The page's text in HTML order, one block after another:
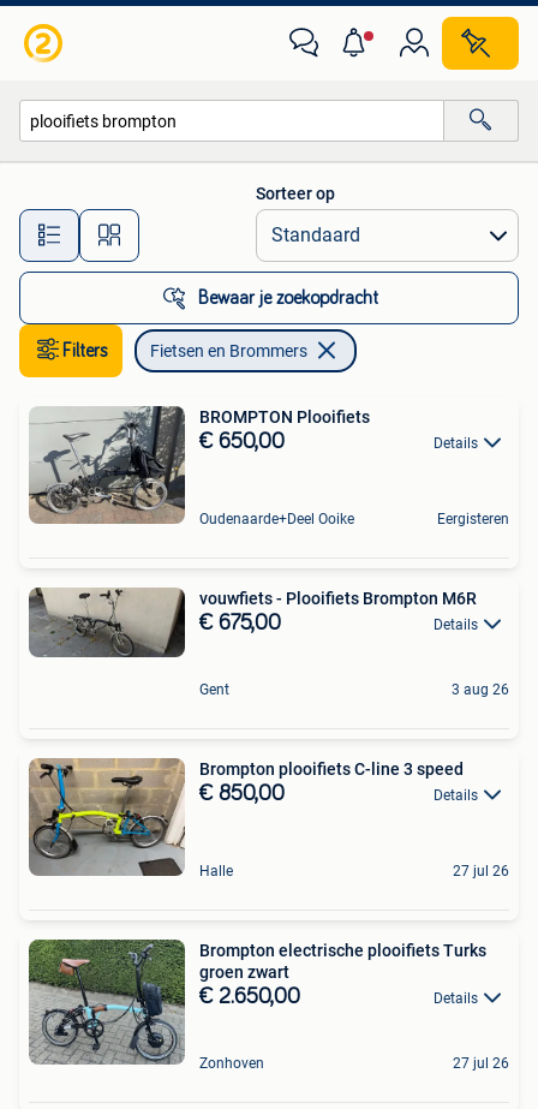
Alle afstanden…
Sorteer op
Bewaar je zoekopdracht
Filters Fietsen en Brommers
BROMPTON Plooifiets
€ 650,00 Details
Oudenaarde+Deel Ooike Eergisteren
vouwfiets - Plooifiets Brompton M6R
€ 675,00 Details
Gent 3 aug 26
Brompton plooifiets C-line 3 speed
€ 850,00 Details
Halle 27 jul 26
Brompton electrische plooifiets Turks
groen zwart
€ 2.650,00 Details
Zonhoven 27 jul 26